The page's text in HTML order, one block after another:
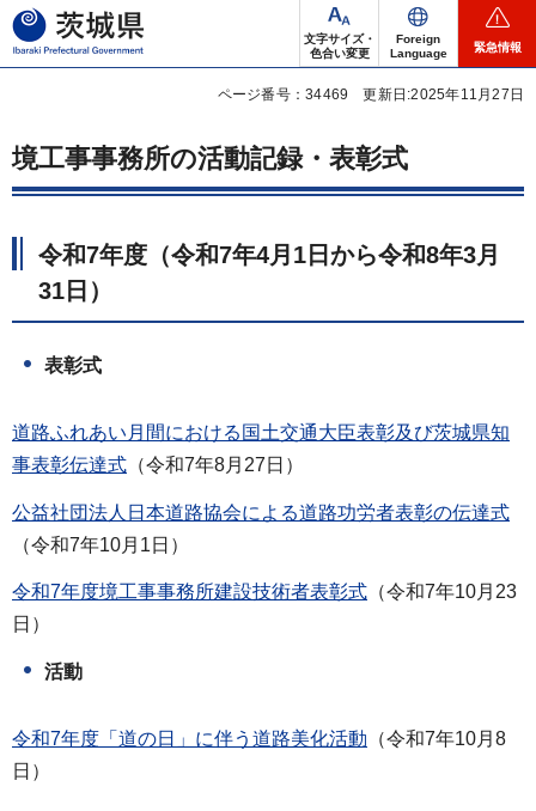
茨城県
文字サイズ・
色合い変更
Foreign
Language
緊急情報
ページ番号：34469 更新日:2025年11月27日
境工事事務所の活動記録・表彰式
令和7年度（令和7年4月1日から令和8年3月
31日）
表彰式
道路ふれあい月間における国土交通大臣表彰及び茨城県知
事表彰伝達式 （令和7年8月27日）
公益社団法人日本道路協会による道路功労者表彰の伝達式
（令和7年10月1日）
令和7年度境工事事務所建設技術者表彰式 （令和7年10月23
日）
活動
令和7年度「道の日」に伴う道路美化活動 （令和7年10月8
日）